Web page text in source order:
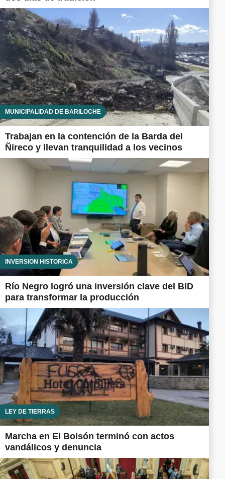
MUNICIPALIDAD DE BARILOCHE
Trabajan en la contención de la Barda del
Ñireco y llevan tranquilidad a los vecinos
INVERSIÓN HISTÓRICA
Río Negro logró una inversión clave del BID
para transformar la producción
LEY DE TIERRAS
Marcha en El Bolsón terminó con actos
vandálicos y denuncia